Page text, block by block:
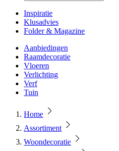
Inspiratie
Klusadvies
Folder & Magazine
Aanbiedingen
Raamdecoratie
Vloeren
Verlichting
Verf
Tuin
Home
Assortiment
Woondecoratie